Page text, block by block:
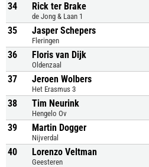
34 Rick ter Brake
de Jong & Laan 1
35 Jasper Schepers
Fleringen
36 Floris van Dijk
Oldenzaal
37 Jeroen Wolbers
Het Erasmus 3
38 Tim Neurink
Hengelo Ov
39 Martin Dogger
Nijverdal
40 Lorenzo Veltman
Geesteren